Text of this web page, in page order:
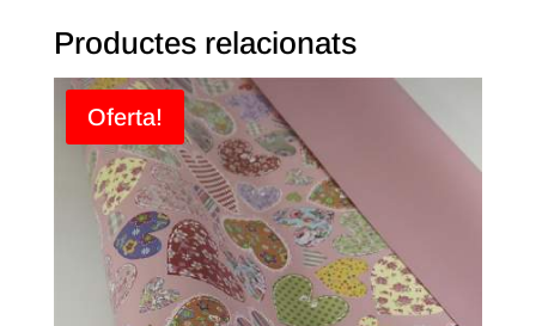
Productes relacionats
Oferta!